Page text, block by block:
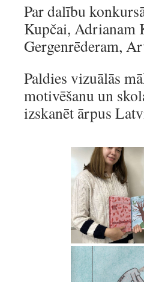
Par dalību
Kupčai, Adrianam
Gergenrēderam,
Paldies vizuālās
motivēšanu un
izskanēt ārpus